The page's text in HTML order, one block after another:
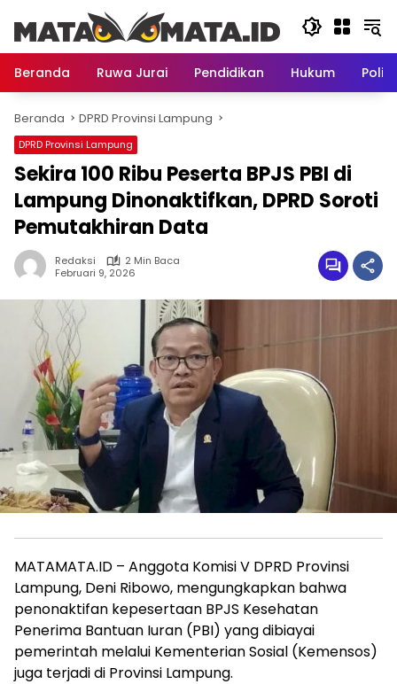
konten
Beranda
Ruwa Jurai Pendidikan Hukum
Beranda DPRD Provinsi Lampung
DPRD Provinsi Lampung
Sekira 100 Ribu Peserta BPJS PBI di
Lampung Dinonaktifkan, DPRD Soroti
Pemutakhiran Data
Redaksi
2 Min Baca
Februari 9, 2026
MATAMATA.ID – Anggota Komisi V DPRD Provinsi
Lampung, Deni Ribowo, mengungkapkan bahwa
penonaktifan kepesertaan BPJS Kesehatan
Penerima Bantuan Iuran (PBI) yang dibiayai
pemerintah melalui Kementerian Sosial (Kemensos)
juga terjadi di Provinsi Lampung.